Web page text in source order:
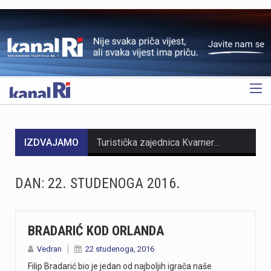
OGLAS
IZDVAJAMO
https://youtu.be/t_-9LE0PJjw
DAN: 22. STUDENOGA 2016.
BRADARIĆ KOD ORLANDA
Vedran 22 studenoga, 2016
Filip Bradarić bio je jedan od najboljih igrača naše